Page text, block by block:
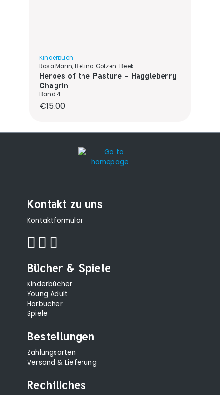
Kinderbuch
Rosa Marin, Betina Gotzen-Beek
Heroes of the Pasture - Haggleberry
Chagrin
Band 4
Regular price:
€15.00
Kontakt zu uns
Kontaktformular
Bücher & Spiele
Kinderbücher
Young Adult
Hörbücher
Spiele
Bestellungen
Zahlungsarten
Versand & Lieferung
Rechtliches